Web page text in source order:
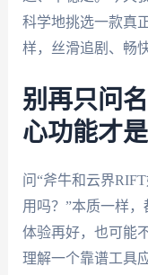
科学地挑选一款真
样，丝滑追剧、畅
别再只问
心功能才
问“斧牛和云界
用吗？”本质一样
体验再好，也可能
理解一个靠谱工具